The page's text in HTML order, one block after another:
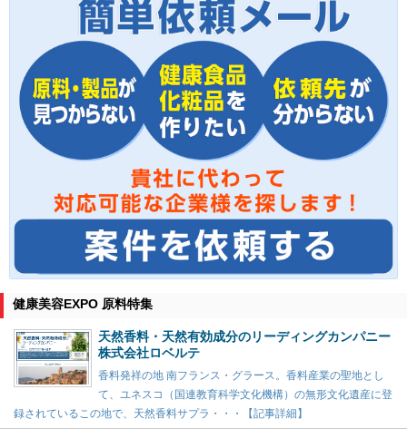
健康美容EXPO 原料特集
天然香料・天然有効成分のリーディングカンパニー
株式会社ロベルテ
香料発祥の地 南フランス・グラース。香料産業の聖地とし
て、ユネスコ（国連教育科学文化機構）の無形文化遺産に登
録されているこの地で、天然香料サプラ・・・【記事詳細】